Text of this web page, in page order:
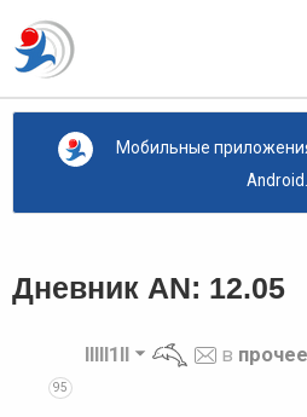
Мобильные
Android...
Дневник AN: 12.05
95
lllll1ll в прочее